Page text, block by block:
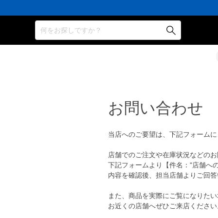
何をお探しですか？
お問い合わせ
当店へのご要望は、下記フォーム
店舗でのご注文や在庫状況などの
下記フォームより【件名："店舗へ
内容を確認後、担当店舗よりご回
また、商品を実際にご覧になりた
お近くの店舗へぜひご来店くださ